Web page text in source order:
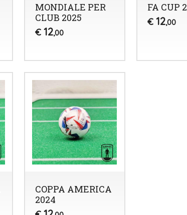
MONDIALE PER
CLUB 2025
€ 12,00
FA CUP
€ 12,00
COPPA AMERICA
2024